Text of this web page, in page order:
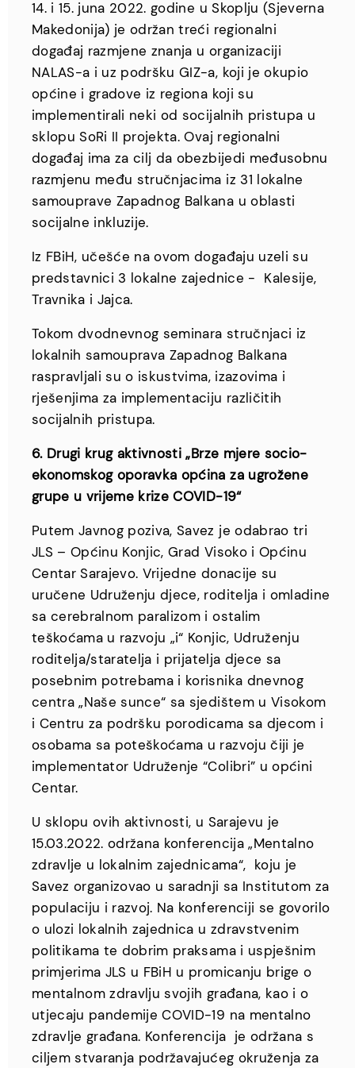
14. i 15. juna 2022. godine u Skoplju (Sjeverna
Makedonija) je održan treći regionalni
događaj razmjene znanja u organizaciji
NALAS-a i uz podršku GIZ-a, koji je okupio
općine i gradove iz regiona koji su
implementirali neki od socijalnih pristupa u
sklopu SoRi II projekta. Ovaj regionalni
događaj ima za cilj da obezbijedi međusobnu
razmjenu među stručnjacima iz 31 lokalne
samouprave Zapadnog Balkana u oblasti
socijalne inkluzije.
Iz FBiH, učešće na ovom događaju uzeli su
predstavnici 3 lokalne zajednice - Kalesije,
Travnika i Jajca.
Tokom dvodnevnog seminara stručnjaci iz
lokalnih samouprava Zapadnog Balkana
raspravljali su o iskustvima, izazovima i
rješenjima za implementaciju različitih
socijalnih pristupa.
6. Drugi krug aktivnosti „Brze mjere socio-
ekonomskog oporavka općina za ugrožene
grupe u vrijeme krize COVID-19“
Putem Javnog poziva, Savez je odabrao tri
JLS – Općinu Konjic, Grad Visoko i Općinu
Centar Sarajevo. Vrijedne donacije su
uručene Udruženju djece, roditelja i omladine
sa cerebralnom paralizom i ostalim
teškoćama u razvoju „i“ Konjic, Udruženju
roditelja/staratelja i prijatelja djece sa
posebnim potrebama i korisnika dnevnog
centra „Naše sunce“ sa sjedištem u Visokom
i Centru za podršku porodicama sa djecom i
osobama sa poteškoćama u razvoju čiji je
implementator Udruženje “Colibri” u općini
Centar.
U sklopu ovih aktivnosti, u Sarajevu je
15.03.2022. održana konferencija „Mentalno
zdravlje u lokalnim zajednicama“, koju je
Savez organizovao u saradnji sa Institutom za
populaciju i razvoj. Na konferenciji se govorilo
o ulozi lokalnih zajednica u zdravstvenim
politikama te dobrim praksama i uspješnim
primjerima JLS u FBiH u promicanju brige o
mentalnom zdravlju svojih građana, kao i o
utjecaju pandemije COVID-19 na mentalno
zdravlje građana. Konferencija je održana s
ciljem stvaranja podržavajućeg okruženja za